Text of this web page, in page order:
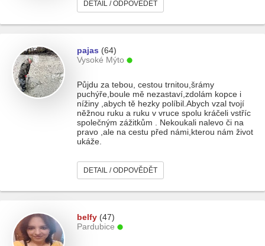
DETAIL / ODPOVĚDĚT
pajas (64)
Vysoké Mýto
Půjdu za tebou, cestou trnitou,šrámy
puchýře,boule mě nezastaví,zdolám kopce i
nížiny ,abych tě hezky políbil.Abych vzal tvojí
něžnou ruku a ruku v vruce spolu kráčeli vstříc
společným zážitkům . Nekoukali nalevo či na
pravo ,ale na cestu před námi,kterou nám život
ukáže.
DETAIL / ODPOVĚDĚT
belfy (47)
Pardubice